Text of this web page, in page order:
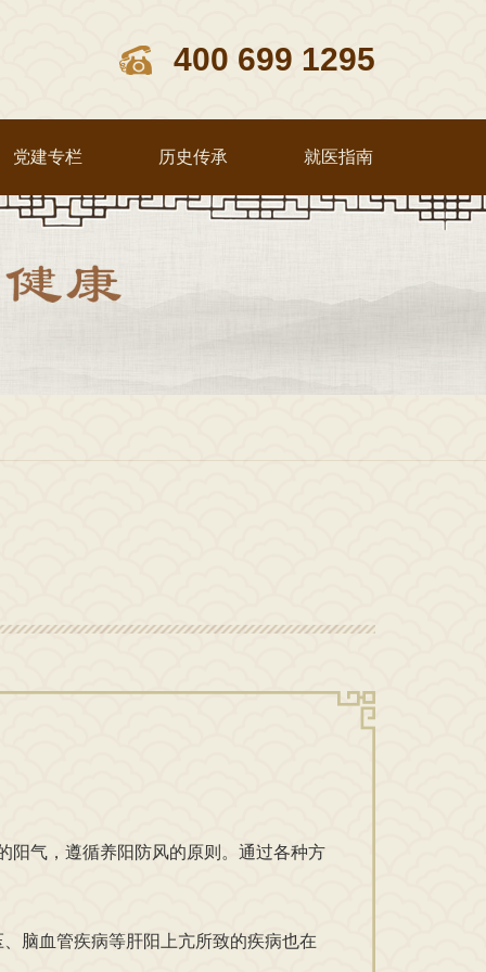
400 699 1295
党建专栏 历史传承 就医指南
阳气，遵循养阳防风的原则。通过各种方
脑血管疾病等肝阳上亢所致的疾病也在